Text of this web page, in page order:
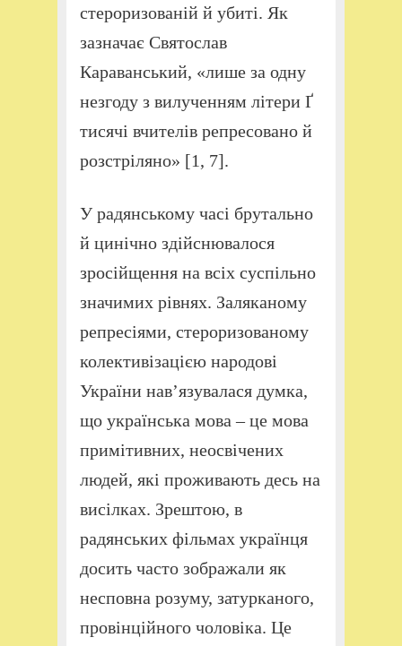
стероризованій й убиті. Як
зазначає Святослав
Караванський, «лише за одну
незгоду з вилученням літери Ґ
тисячі вчителів репресовано й
розстріляно» [1, 7].
У радянському часі брутально
й цинічно здійснювалося
зросійщення на всіх суспільно
значимих рівнях. Заляканому
репресіями, стероризованому
колективізацією народові
України нав’язувалася думка,
що українська мова – це мова
примітивних, неосвічених
людей, які проживають десь на
висілках. Зрештою, в
радянських фільмах українця
досить часто зображали як
несповна розуму, затурканого,
провінційного чоловіка. Це